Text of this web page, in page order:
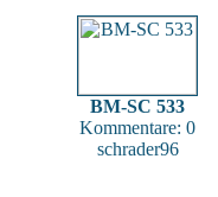
BM-SC 533
Kommentare: 0
schrader96